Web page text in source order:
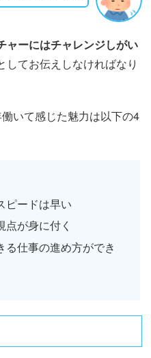
ャーにはチャレンジしがい
してお伝えしなければなり
いて感じた魅力は以下の4
ピードは早い
が身に付く
仕事の進め方ができ